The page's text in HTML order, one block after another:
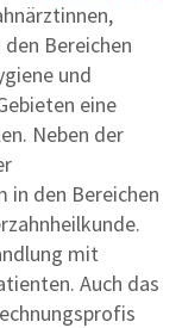
Bereichen
und
eine
Neben der
in den Bereichen
mit
Auch das